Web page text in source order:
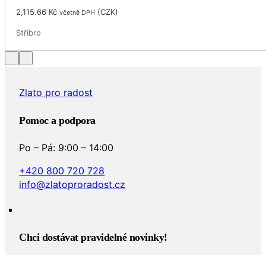
2,115.66 Kč včetně DPH (CZK)
Stříbro
Zlato pro radost
Pomoc a podpora
Po – Pá: 9:00 – 14:00
+420 800 720 728
info@zlatoproradost.cz
Chci dostávat pravidelné novinky!​